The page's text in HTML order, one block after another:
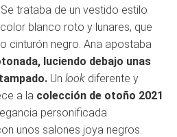
trataba de un vestido estilo
blanco roto y lunares, que
cinturón negro. Ana apostaba
luciendo debajo unas
Un look diferente y
a la colección de otoño 2021
personificada
unos salones joya negros.